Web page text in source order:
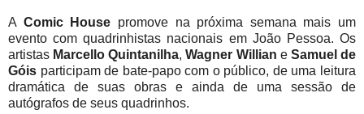
A Comic House promove na próxima semana mais um
evento com quadrinhistas nacionais em João Pessoa. Os
artistas Marcello Quintanilha,Wagner Willian e Samuel de
Góis participam de bate-papo com o público, de uma leitura
dramática de suas obras e ainda de uma sessão de
autógrafos de seus quadrinhos.